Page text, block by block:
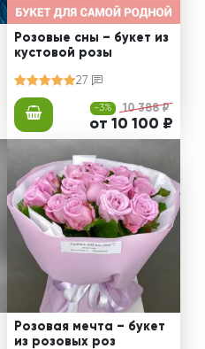
Розовые сны – букет из
кустовой розы
27
-3% 10 388 ₽
от 10 100 ₽
Розовая мечта – букет
из розовых роз